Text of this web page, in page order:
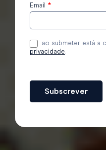
Email *
ao submeter está a
privacidade.
Subscrever